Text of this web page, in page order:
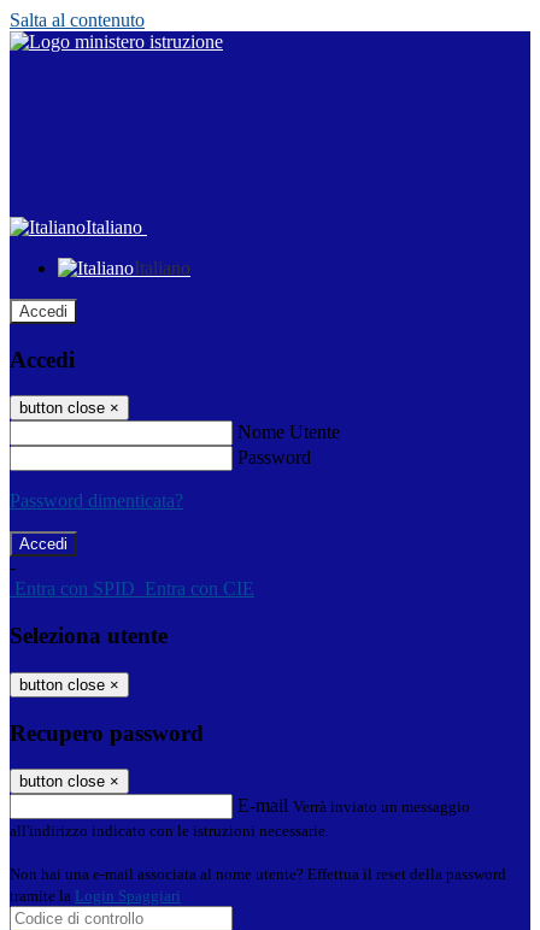
Salta al contenuto
Italiano
Italiano
Accedi
Accedi
button close ×
Nome Utente
Password
Password dimenticata?
-
Entra con SPID Entra con CIE
Seleziona utente
button close ×
Recupero password
button close ×
E-mail Verrà inviato un messaggio
all'indirizzo indicato con le istruzioni necessarie.
Non hai una e-mail associata al nome utente? Effettua il reset della password
tramite la Login Spaggiari